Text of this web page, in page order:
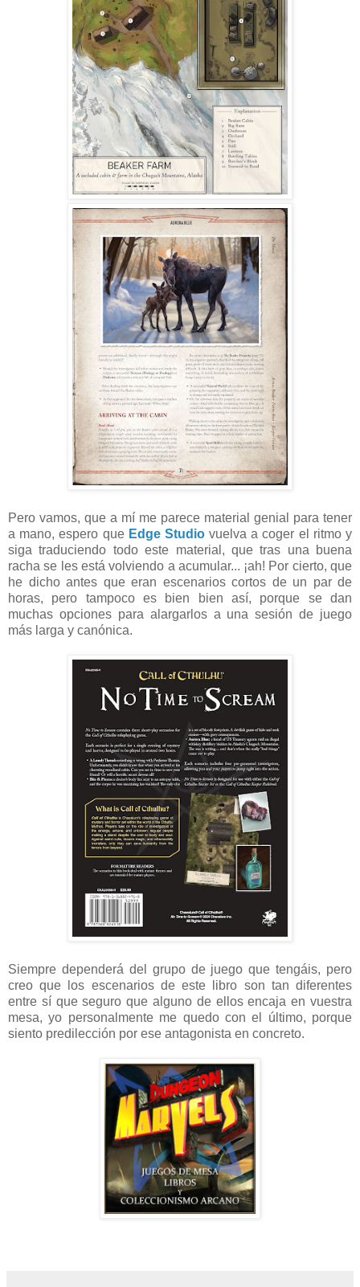
Pero vamos, que a mí me parece material genial para tener
a mano, espero que Edge Studiovuelva a coger el ritmo y
siga traduciendo todo este material, que tras una buena
racha se les está volviendo a acumular... ¡ah! Por cierto, que
he dicho antes que eran escenarios cortos de un par de
horas, pero tampoco es bien bien así, porque se dan
muchas opciones para alargarlos a una sesión de juego
más larga y canónica.
Siempre dependerá del grupo de juego que tengáis, pero
creo que los escenarios de este libro son tan diferentes
entre sí que seguro que alguno de ellos encaja en vuestra
mesa, yo personalmente me quedo con el último, porque
siento predilección por ese antagonista en concreto.